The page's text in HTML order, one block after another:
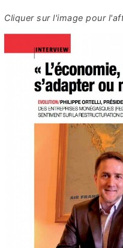
Cliquer sur l'image pour